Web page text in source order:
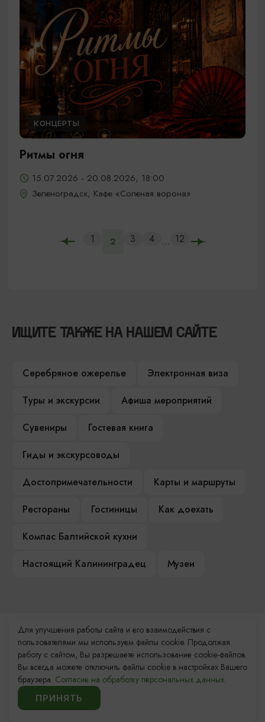
КОНЦЕРТЫ
Ритмы огня
15.07.2026 - 20.08.2026, 18:00
Зеленоградск, Кафе «Соленая ворона»
1 2 3 4 ... 12
ИЩИТЕ ТАКЖЕ НА НАШЕМ САЙТЕ
Серебряное ожерелье
Электронная виза
Туры и экскурсии
Афиша мероприятий
Сувениры
Гостевая книга
Гиды и экскурсоводы
Достопримечательности
Карты и маршруты
Рестораны
Гостиницы
Как доехать
Компас Балтийской кухни
Настоящий Калининградец
Музеи
Контакты Туристского
информационного центра
+7 (4012) 555-200
8 (800) 200-55-39
Для улучшения работы сайта и его взаимодействия с
пользователями мы используем файлы cookie. Продолжая
работу с сайтом, Вы разрешаете использование cookie-файлов.
Вы всегда можете отключить файлы cookie в настройках Вашего
браузера. Согласие на обработку персональных данных.
ПРИНЯТЬ